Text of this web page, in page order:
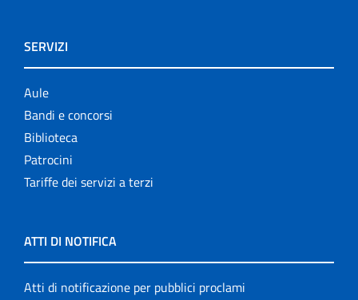
SERVIZI
Aule
Bandi e concorsi
Biblioteca
Patrocini
Tariffe dei servizi a terzi
ATTI DI NOTIFICA
Atti di notificazione per pubblici proclami